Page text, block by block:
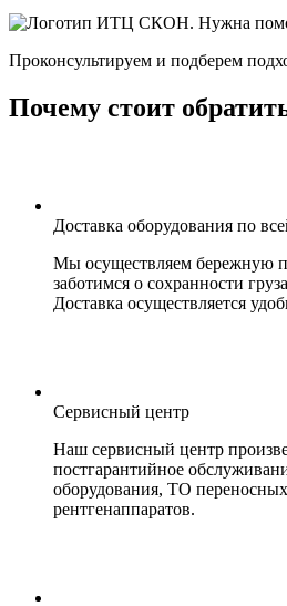
Нужна
Проконсультируем и подберем
Почему стоит
Доставка оборудования по
Мы осуществляем бережную
заботимся о сохранности
Доставка осуществляется
Сервисный центр
Наш сервисный центр
постгарантийное
оборудования, ТО
рентгенаппаратов.